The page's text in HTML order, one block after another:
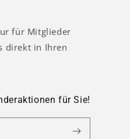
für Mitglieder
direkt in Ihren
für Sie!